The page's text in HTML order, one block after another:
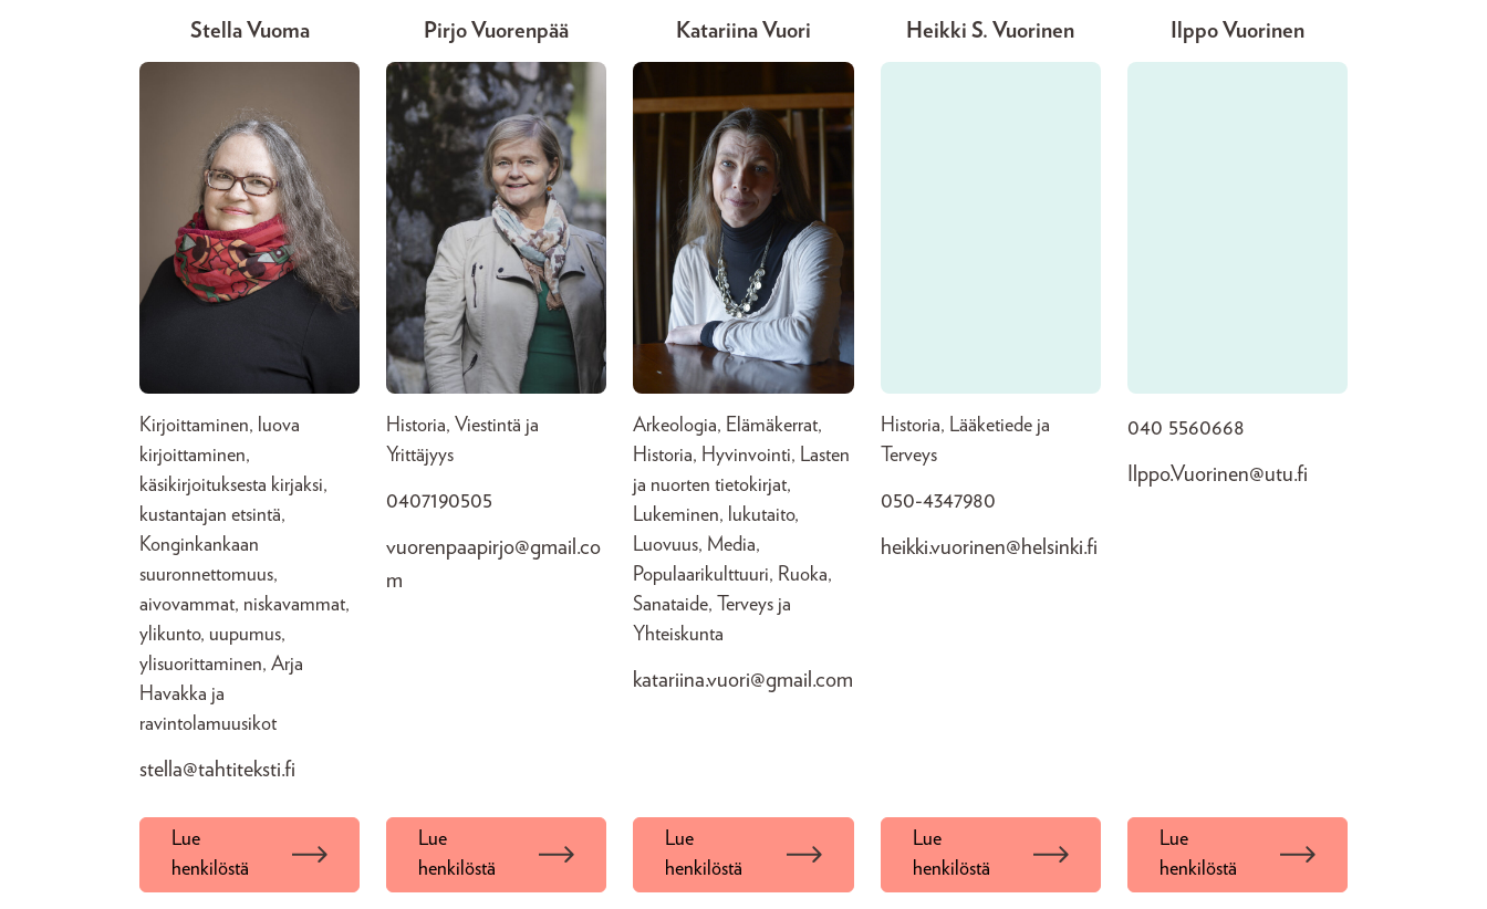
Stella Vuoma
Kirjoittaminen, luova
kirjoittaminen,
käsikirjoituksesta kirjaksi,
kustantajan etsintä,
Konginkankaan
suuronnettomuus,
aivovammat, niskavammat,
ylikunto, uupumus,
ylisuorittaminen, Arja
Havakka ja
ravintolamuusikot
stella@tahtiteksti.fi
Lue
henkilöstä
Pirjo Vuorenpää
Historia, Viestintä ja
Yrittäjyys
0407190505
vuorenpaapirjo@gmail.co
m
Lue
henkilöstä
Katariina Vuori
Arkeologia, Elämäkerrat,
Historia, Hyvinvointi, Lasten
ja nuorten tietokirjat,
Lukeminen, lukutaito,
Luovuus, Media,
Populaarikulttuuri, Ruoka,
Sanataide, Terveys ja
Yhteiskunta
katariina.vuori@gmail.com
Lue
henkilöstä
Heikki S. Vuorinen
Historia, Lääketiede ja
Terveys
050-4347980
heikki.vuorinen@helsinki.fi
Lue
henkilöstä
Ilppo Vuorinen
040 5560668
Ilppo.Vuorinen@utu.fi
Lue
henkilöstä